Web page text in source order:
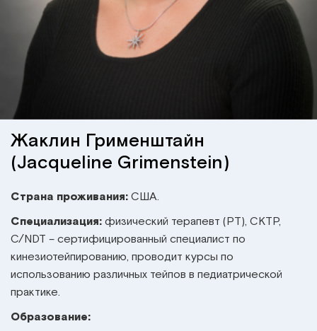
Жаклин Грименштайн
(Jacqueline Grimenstein)
Страна проживания: США.
Специализация: физический терапевт (PT), CKTP,
C/NDT – сертифицированный специалист по
кинезиотейпированию, проводит курсы по
использованию различных тейпов в педиатрической
практике.
Образование:
Институт Апледжера
Институт Барраля
FAQ
Прикладная кинезиология
Кинезиотейпинг
Психология, психотерапия
Реабилитация
Эстетическая медицина
Остеопатические манипуляции по
Барралю